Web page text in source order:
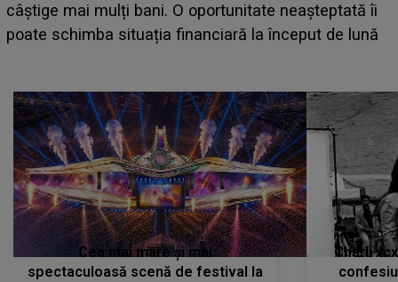
neașteptată îi
la început de lună
care deschid festivalul și
așteptate concerte pe
Cea mai mare și mai
spectaculoasă scenă de festival la
Charli